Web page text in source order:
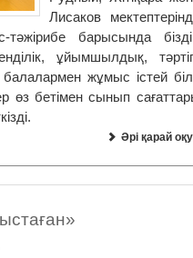
Лисаков
тәжірибе барысында
ұйымшылдық,
жұмыс істей
өз бетімен сынып
Әрі қарай оқу